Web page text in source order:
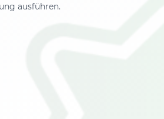
ausführen.